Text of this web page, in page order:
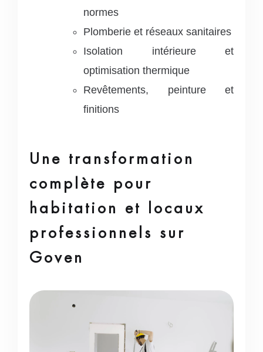
normes
Plomberie et réseaux sanitaires
Isolation intérieure et
optimisation thermique
Revêtements, peinture et
finitions
Une transformation
complète pour
habitation et locaux
professionnels sur
Goven